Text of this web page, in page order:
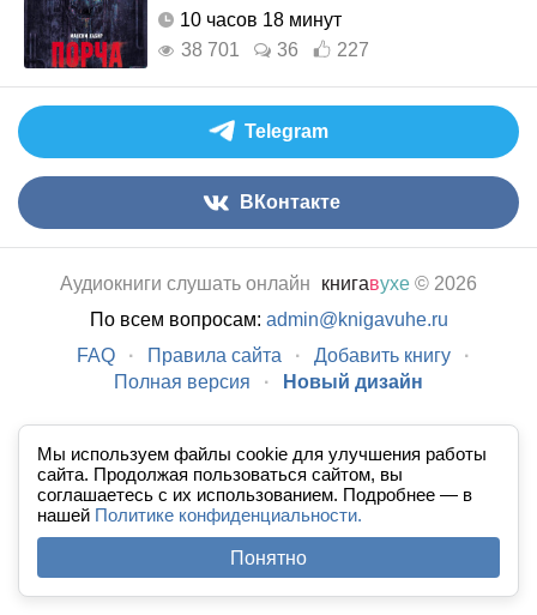
Мы используем файлы cookie для улучшения работы
сайта. Продолжая пользоваться сайтом, вы
соглашаетесь с их использованием. Подробнее — в
нашей Политике конфиденциальности.
Понятно
10 часов 18 минут
38 701
36 227
Telegram
ВКонтакте
Аудиокниги слушать онлайн книгавухе © 2026
По всем вопросам: admin@knigavuhe.ru
FAQ
· Правила сайта · Добавить книгу
·
Полная версия
· Новый дизайн